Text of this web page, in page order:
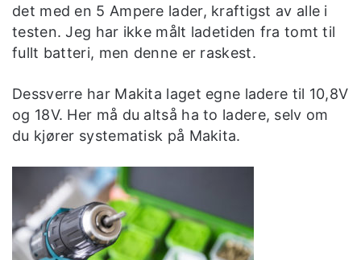
det med en 5 Ampere lader, kraftigst av alle i
testen. Jeg har ikke målt ladetiden fra tomt til
fullt batteri, men denne er raskest.
Dessverre har Makita laget egne ladere til 10,8V
og 18V. Her må du altså ha to ladere, selv om
du kjører systematisk på Makita.